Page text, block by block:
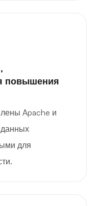
повышения
Apache и
данных
для